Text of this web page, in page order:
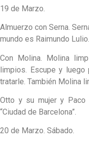
19 de Marzo.
Almuerzo con Serna.
mundo es Raimundo Lulio.
Con Molina. Molina
limpios. Escupe y luego
tratarle. También Molina
Otto y su mujer y Paco
“Ciudad de Barcelona”.
20 de Marzo. Sábado.